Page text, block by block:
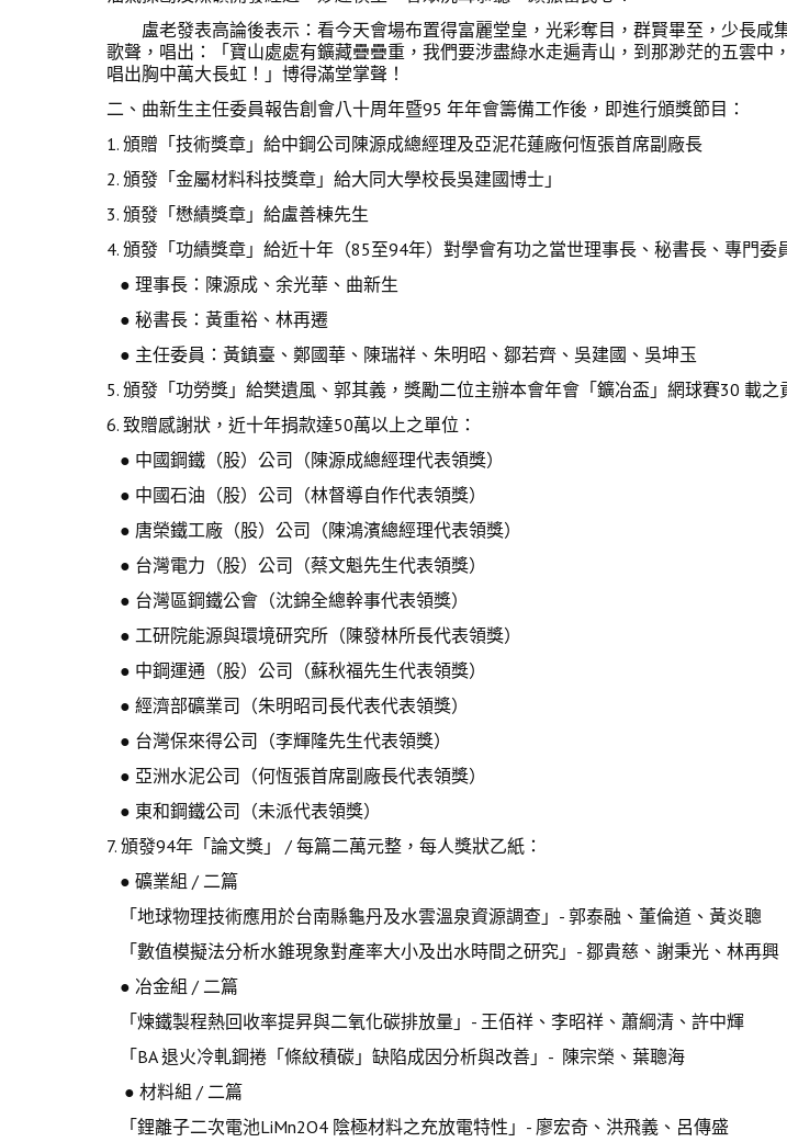
盧老發表高論後表示：看今天會場布置得富麗堂皇，光彩奪目，群賢畢至，少長咸
歌聲，唱出：「寶山處處有鑛藏疊疊重，我們要涉盡綠水走遍青山，到那渺茫的五雲
唱出胸中萬大長虹！」博得滿堂掌聲！
二、曲新生主任委員報告創會八十周年暨95 年年會籌備工作後，即進行頒獎節目：
1. 頒贈「技術獎章」給中鋼公司陳源成總經理及亞泥花蓮廠何恆張首席副廠長
2. 頒發「金屬材料科技獎章」給大同大學校長吳建國博士」
3. 頒發「懋績獎章」給盧善棟先生
4. 頒發「功績獎章」給近十年（85至94年）對學會有功之當世理事長、秘書長、專門委
● 理事長：陳源成、余光華、曲新生
● 秘書長：黃重裕、林再遷
● 主任委員：黃鎮臺、鄭國華、陳瑞祥、朱明昭、鄒若齊、吳建國、吳坤玉
5. 頒發「功勞獎」給樊遺風、郭其義，獎勵二位主辦本會年會「鑛冶盃」網球賽30 載之
6. 致贈感謝狀，近十年捐款達50萬以上之單位：
● 中國鋼鐵（股）公司（陳源成總經理代表領獎）
● 中國石油（股）公司（林督導自作代表領獎）
● 唐榮鐵工廠（股）公司（陳鴻濱總經理代表領獎）
● 台灣電力（股）公司（蔡文魁先生代表領獎）
● 台灣區鋼鐵公會（沈錦全總幹事代表領獎）
● 工研院能源與環境研究所（陳發林所長代表領獎）
● 中鋼運通（股）公司（蘇秋福先生代表領獎）
● 經濟部礦業司（朱明昭司長代表代表領獎）
● 台灣保來得公司（李輝隆先生代表領獎）
● 亞洲水泥公司（何恆張首席副廠長代表領獎）
● 東和鋼鐵公司（未派代表領獎）
7. 頒發94年「論文獎」 / 每篇二萬元整，每人獎狀乙紙：
● 礦業組 / 二篇
「地球物理技術應用於台南縣龜丹及水雲溫泉資源調查」- 郭泰融、董倫道、黃炎聰
「數值模擬法分析水錐現象對產率大小及出水時間之研究」- 鄒貴慈、謝秉光、林再興
● 冶金組 / 二篇
「煉鐵製程熱回收率提昇與二氧化碳排放量」- 王佰祥、李昭祥、蕭綱清、許中輝
「BA 退火冷軋鋼捲「條紋積碳」缺陷成因分析與改善」- 陳宗榮、葉聰海
● 材料組 / 二篇
「鋰離子二次電池LiMn2O4 陰極材料之充放電特性」- 廖宏奇、洪飛義、呂傳盛